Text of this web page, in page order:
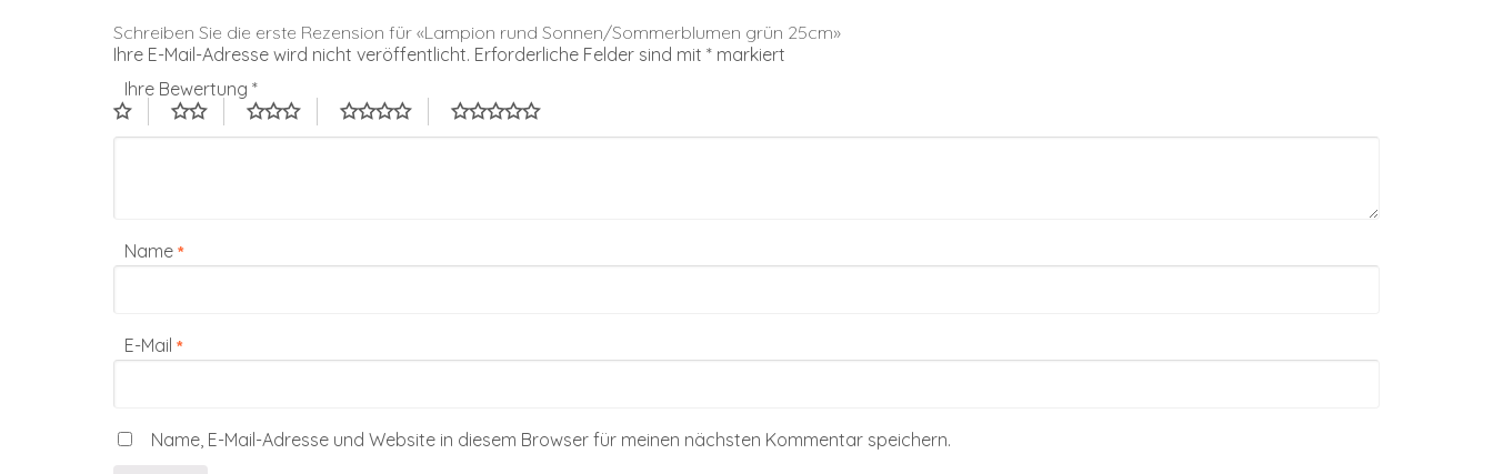
Schreiben Sie die erste Rezension für «Lampion rund Sonnen/Sommerblumen grün 25cm»
Ihre E-Mail-Adresse wird nicht veröffentlicht. Erforderliche Felder sind mit * markiert
Ihre Bewertung *
Name *
E-Mail *
Name, E-Mail-Adresse und Website in diesem Browser für meinen nächsten Kommentar speichern.